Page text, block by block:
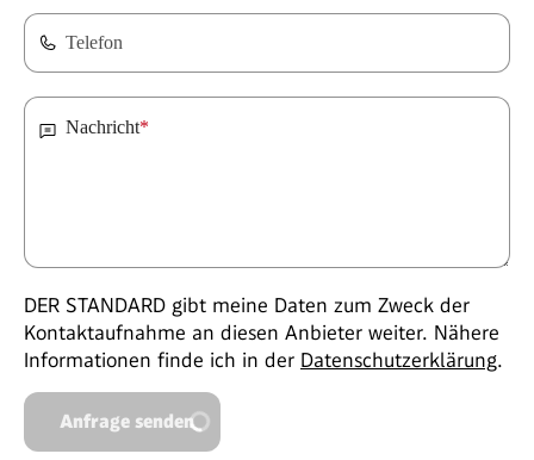
Telefon
Nachricht*
DER STANDARD gibt meine Daten zum Zweck der
Kontaktaufnahme an diesen Anbieter weiter. Nähere
Informationen finde ich in der Datenschutzerklärung.
Anfrage senden